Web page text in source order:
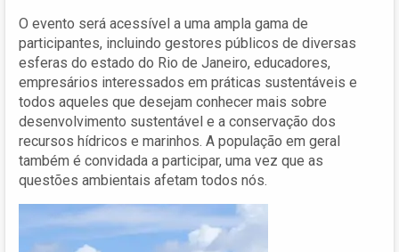
O evento será acessível a uma ampla gama de
participantes, incluindo gestores públicos de diversas
esferas do estado do Rio de Janeiro, educadores,
empresários interessados em práticas sustentáveis e
todos aqueles que desejam conhecer mais sobre
desenvolvimento sustentável e a conservação dos
recursos hídricos e marinhos. A população em geral
também é convidada a participar, uma vez que as
questões ambientais afetam todos nós.